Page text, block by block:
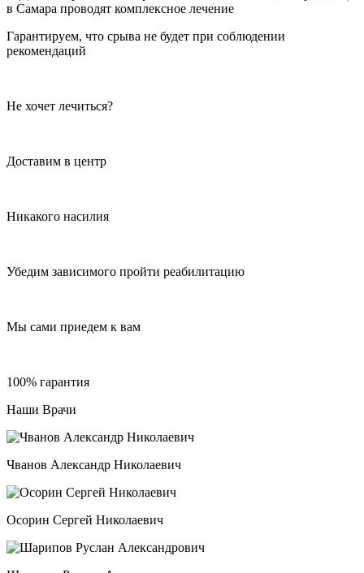
Гарантируем, что срыва не будет при соблюдении
рекомендаций
Не хочет лечиться?
Доставим в центр
Никакого насилия
Убедим зависимого пройти реабилитацию
Мы сами приедем к вам
100% гарантия
Наши Врачи
Чванов Александр Николаевич
Осорин Сергей Николаевич